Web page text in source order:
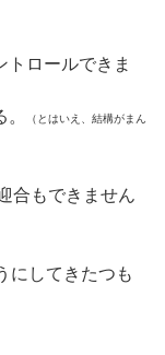
ロールできま
（とはいえ、結構がまん
合もできません
にしてきたつも